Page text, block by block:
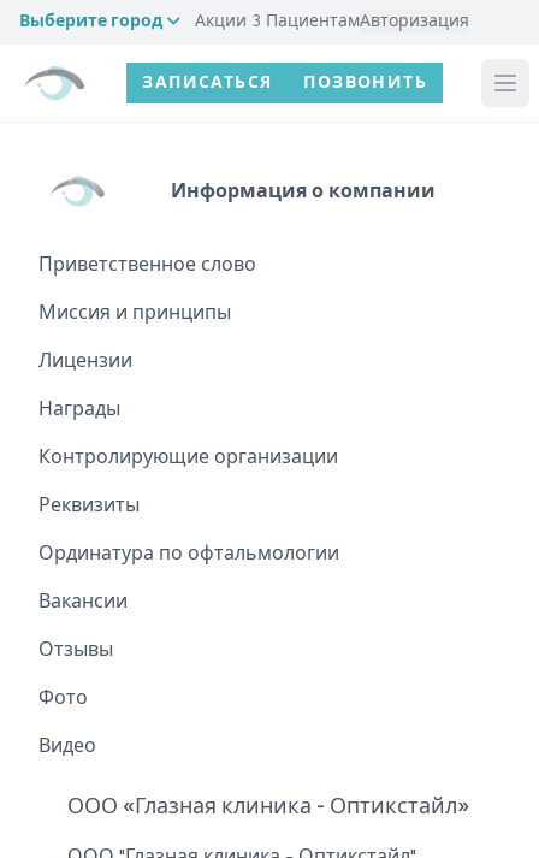
Выберите город Акции 3 ПациентамАвторизация
ЗАПИСАТЬСЯ ПОЗВОНИТЬ
Информация о компании
Приветственное слово
Миссия и принципы
Лицензии
Награды
Контролирующие организации
Реквизиты
Ординатура по офтальмологии
Вакансии
Отзывы
Фото
Видео
ООО «Глазная клиника - Оптикстайл»